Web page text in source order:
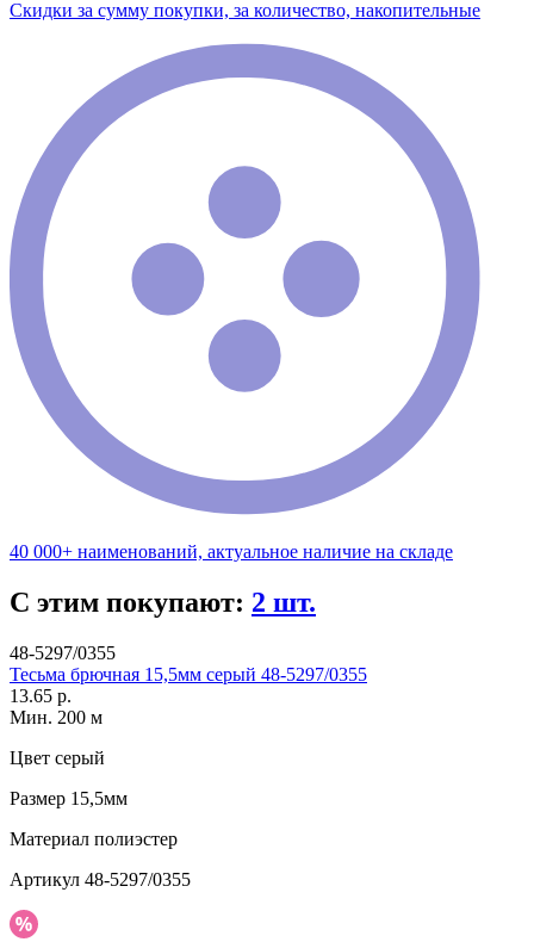
Скидки за сумму покупки, за количество, накопительные
40 000+ наименований, актуальное наличие на складе
С этим покупают: 2 шт.
48-5297/0355
Тесьма брючная 15,5мм серый 48-5297/0355
13.65 р.
Мин. 200 м
Цвет серый
Размер 15,5мм
Материал полиэстер
Артикул 48-5297/0355